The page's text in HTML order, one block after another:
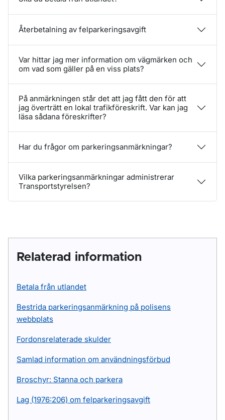
Återbetalning av felparkeringsavgift
Var hittar jag mer information om vägmärken och
om vad som gäller på en viss plats?
På anmärkningen står det att jag fått den för att
jag överträtt en lokal trafikföreskrift. Var kan jag
läsa sådana föreskrifter?
Har du frågor om parkeringsanmärkningar?
Vilka parkeringsanmärkningar administrerar
Transportstyrelsen?
Relaterad information
Betala från utlandet
Bestrida parkeringsanmärkning på polisens
webbplats
Fordonsrelaterade skulder
Samlad information om användningsförbud
Broschyr: Stanna och parkera
Lag (1976:206) om felparkeringsavgift